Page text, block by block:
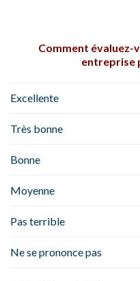
Comment évaluez-
entreprise
Excellente
Très bonne
Bonne
Moyenne
Pas terrible
Ne se prononce pas